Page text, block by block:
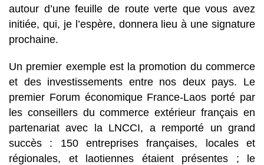
autour d’une feuille de route verte que vous avez
initiée, qui, je l’espère, donnera lieu à une signature
prochaine.
Un premier exemple est la promotion du commerce
et des investissements entre nos deux pays. Le
premier Forum économique France-Laos porté par
les conseillers du commerce extérieur français en
partenariat avec la LNCCI, a remporté un grand
succès : 150 entreprises françaises, locales et
régionales, et laotiennes étaient présentes ; le